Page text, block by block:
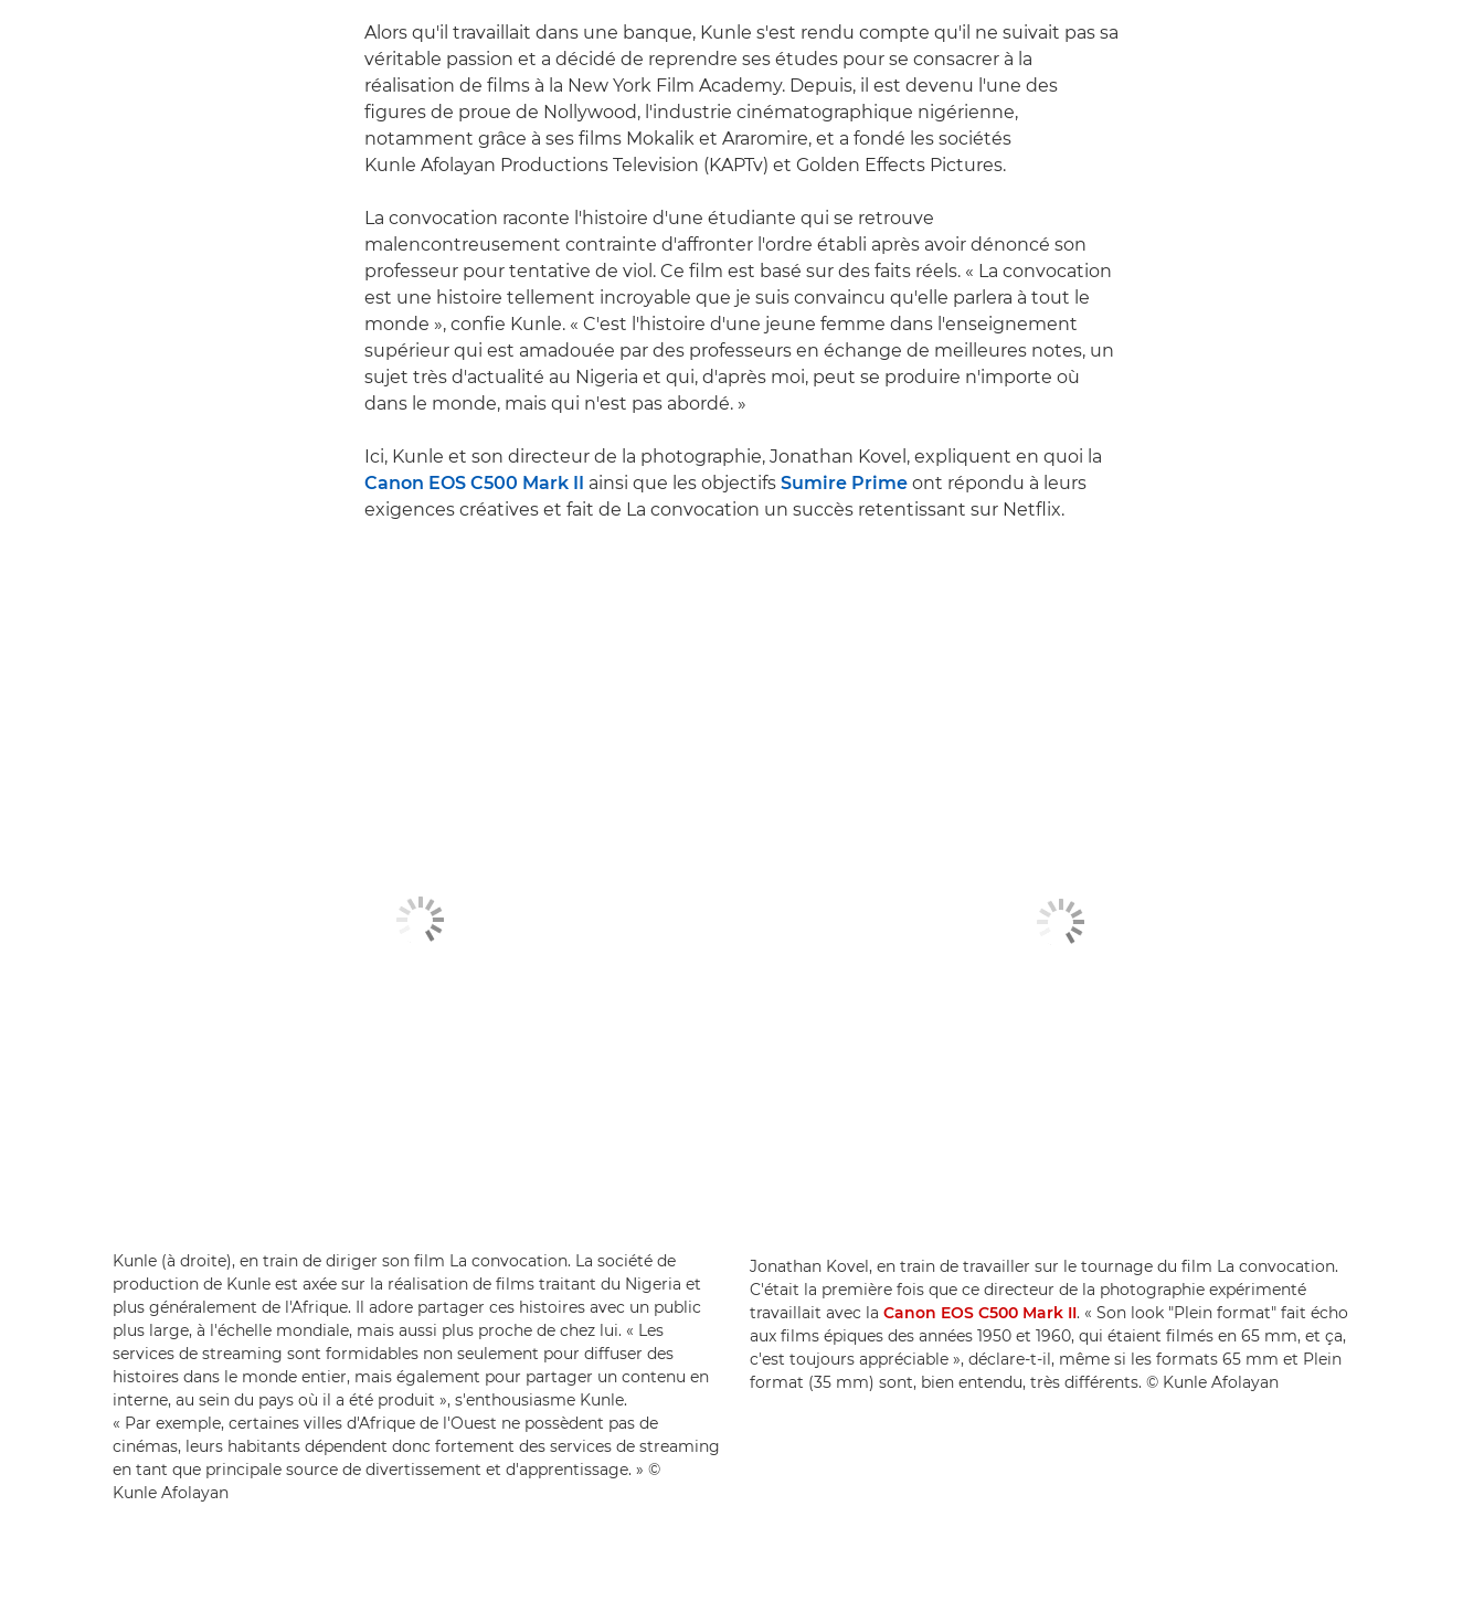
Alors qu'il travaillait dans une banque, Kunle s'est rendu compte qu'il ne suivait pas sa
véritable passion et a décidé de reprendre ses études pour se consacrer à la
réalisation de films à la New York Film Academy. Depuis, il est devenu l'une des
figures de proue de Nollywood, l'industrie cinématographique nigérienne,
notamment grâce à ses films Mokalik et Araromire, et a fondé les sociétés
Kunle Afolayan Productions Television (KAPTv) et Golden Effects Pictures.
La convocation raconte l'histoire d'une étudiante qui se retrouve
malencontreusement contrainte d'affronter l'ordre établi après avoir dénoncé son
professeur pour tentative de viol. Ce film est basé sur des faits réels. « La convocation
est une histoire tellement incroyable que je suis convaincu qu'elle parlera à tout le
monde », confie Kunle. « C'est l'histoire d'une jeune femme dans l'enseignement
supérieur qui est amadouée par des professeurs en échange de meilleures notes, un
sujet très d'actualité au Nigeria et qui, d'après moi, peut se produire n'importe où
dans le monde, mais qui n'est pas abordé. »
Ici, Kunle et son directeur de la photographie, Jonathan Kovel, expliquent en quoi la
Canon EOS C500 Mark II
ainsi que les objectifs Sumire Prime ont répondu à leurs
exigences créatives et fait de La convocation un succès retentissant sur Netflix.
Kunle (à droite), en train de diriger son film La convocation. La société de
production de Kunle est axée sur la réalisation de films traitant du Nigeria et
plus généralement de l'Afrique. Il adore partager ces histoires avec un public
plus large, à l'échelle mondiale, mais aussi plus proche de chez lui. « Les
services de streaming sont formidables non seulement pour diffuser des
histoires dans le monde entier, mais également pour partager un contenu en
interne, au sein du pays où il a été produit », s'enthousiasme Kunle.
« Par exemple, certaines villes d'Afrique de l'Ouest ne possèdent pas de
cinémas, leurs habitants dépendent donc fortement des services de streaming
en tant que principale source de divertissement et d'apprentissage. » ©
Kunle Afolayan
Jonathan Kovel, en train de travailler sur le tournage du film La convocation.
C'était la première fois que ce directeur de la photographie expérimenté
travaillait avec laCanon EOS C500 Mark II. « Son look "Plein format" fait écho
aux films épiques des années 1950 et 1960, qui étaient filmés en 65 mm, et ça,
c'est toujours appréciable », déclare-t-il, même si les formats 65 mm et Plein
format (35 mm) sont, bien entendu, très différents. © Kunle Afolayan